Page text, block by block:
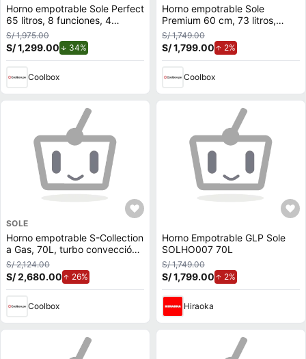
Horno empotrable Sole Perfect
65 litros, 8 funciones, 4
sistemas de seguridad,
plateado
S/ 1,975.00
S/ 1,299.00 34%
Coolbox
Horno empotrable Sole
Premium 60 cm, 73 litros,
eléctrico, negro
S/ 1,749.00
S/ 1,799.00 2%
Coolbox
SOLE
Horno empotrable S-Collection
a Gas, 70L, turbo convección,
7 funciones, panel digital
touch + perillas
S/ 2,124.00
S/ 2,680.00 26%
Coolbox
Horno Empotrable GLP Sole
SOLHO007 70L
S/ 1,749.00
S/ 1,799.00 2%
Hiraoka